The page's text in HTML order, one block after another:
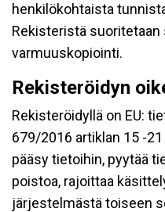
henkilökohtaista
Rekisteristä suoritetaan
varmuuskopiointi.
Rekisteröidyn
Rekisteröidyllä on EU:
679/2016 artiklan 15 -
pääsy tietoihin, pyytää
poistoa, rajoittaa
järjestelmästä toiseen